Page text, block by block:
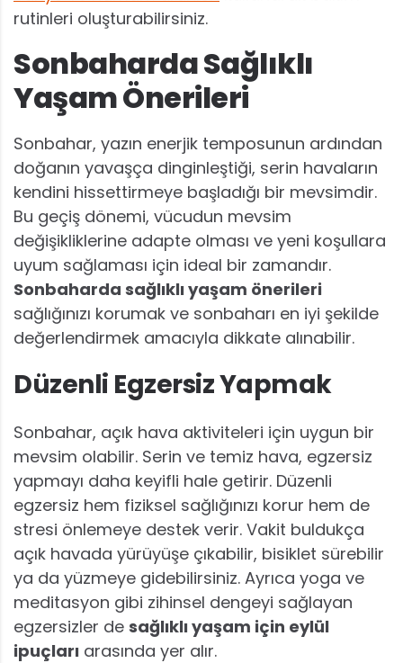
rutinleri oluşturabilirsiniz.
Sonbaharda Sağlıklı
Yaşam Önerileri
Sonbahar, yazın enerjik temposunun ardından
doğanın yavaşça dinginleştiği, serin havaların
kendini hissettirmeye başladığı bir mevsimdir.
Bu geçiş dönemi, vücudun mevsim
değişikliklerine adapte olması ve yeni koşullara
uyum sağlaması için ideal bir zamandır.
Sonbaharda sağlıklı yaşam önerileri
sağlığınızı korumak ve sonbaharı en iyi şekilde
değerlendirmek amacıyla dikkate alınabilir.
Düzenli Egzersiz Yapmak
Sonbahar, açık hava aktiviteleri için uygun bir
mevsim olabilir. Serin ve temiz hava, egzersiz
yapmayı daha keyifli hale getirir. Düzenli
egzersiz hem fiziksel sağlığınızı korur hem de
stresi önlemeye destek verir. Vakit buldukça
açık havada yürüyüşe çıkabilir, bisiklet sürebilir
ya da yüzmeye gidebilirsiniz. Ayrıca yoga ve
meditasyon gibi zihinsel dengeyi sağlayan
egzersizler de sağlıklı yaşam için eylül
ipuçları arasında yer alır.